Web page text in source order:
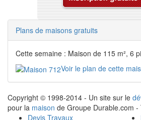
Plans de maisons gratuits
Cette semaine : Maison de 115 m², 6
Voir le plan de cette
Copyright © 1998-2014 - Un site sur le
pour la maison de Groupe Durable.com
Devis Travaux